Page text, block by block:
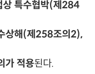
상 특수협박(제284
상해(제258조의2),
가 적용된다.